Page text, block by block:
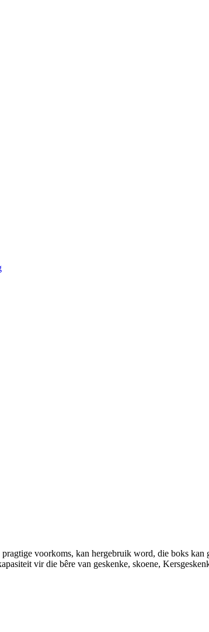
voorkoms, kan hergebruik word, die boks
vir die bêre van geskenke, skoene,